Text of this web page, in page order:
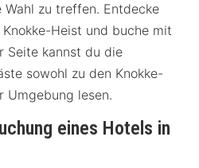
Wahl zu treffen. Entdecke
Heist und buche mit
Seite kannst du die
sowohl zu den Knokke-
Umgebung lesen.
eines Hotels in